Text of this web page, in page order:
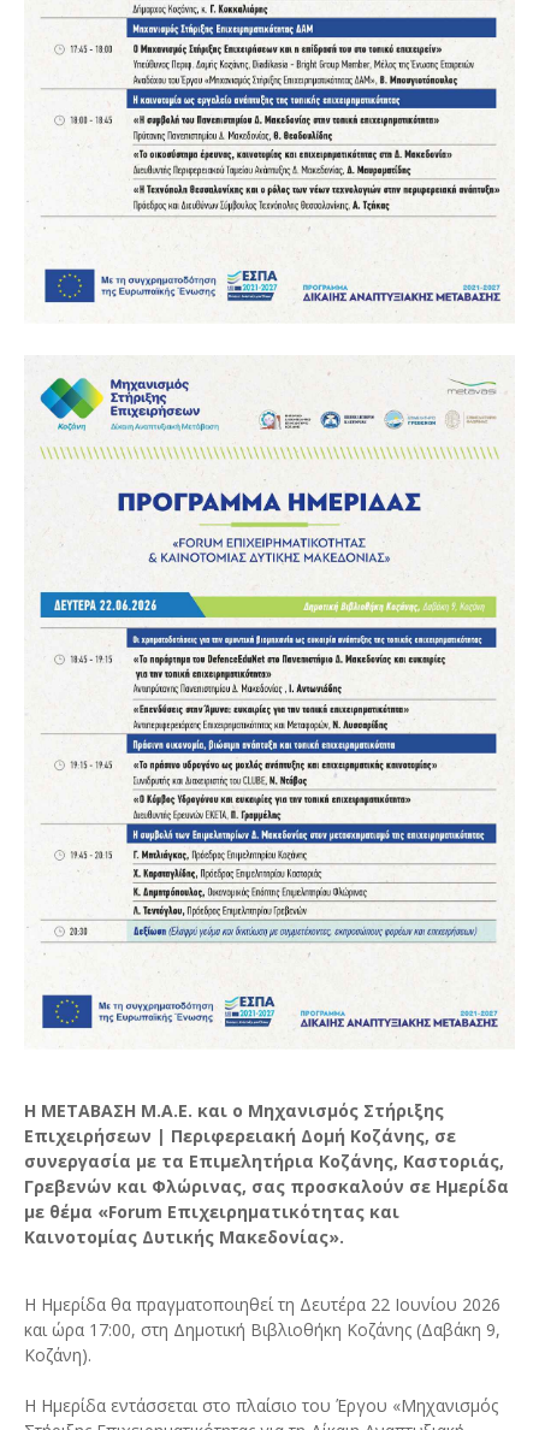
Η ΜΕΤΑΒΑΣΗ Μ.Α.Ε. και ο Μηχανισμός Στήριξης
Επιχειρήσεων | Περιφερειακή Δομή Κοζάνης, σε
συνεργασία με τα Επιμελητήρια Κοζάνης, Καστοριάς,
Γρεβενών και Φλώρινας, σας προσκαλούν σε Ημερίδα
με θέμα «Forum Επιχειρηματικότητας και
Καινοτομίας Δυτικής Μακεδονίας».
Η Ημερίδα θα πραγματοποιηθεί τη Δευτέρα 22 Ιουνίου 2026
και ώρα 17:00, στη Δημοτική Βιβλιοθήκη Κοζάνης (Δαβάκη 9,
Κοζάνη).
Η Ημερίδα εντάσσεται στο πλαίσιο του Έργου «Μηχανισμός